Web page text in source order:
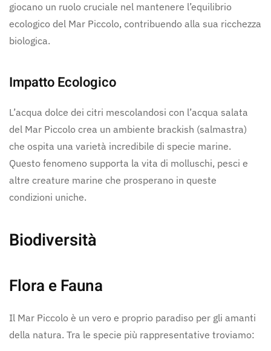
giocano un ruolo cruciale nel mantenere l’equilibrio
ecologico del Mar Piccolo, contribuendo alla sua ricchezza
biologica.
Impatto Ecologico
L’acqua dolce dei citri mescolandosi con l’acqua salata
del Mar Piccolo crea un ambiente brackish (salmastra)
che ospita una varietà incredibile di specie marine.
Questo fenomeno supporta la vita di molluschi, pesci e
altre creature marine che prosperano in queste
condizioni uniche.
Biodiversità
Flora e Fauna
Il Mar Piccolo è un vero e proprio paradiso per gli amanti
della natura. Tra le specie più rappresentative troviamo: